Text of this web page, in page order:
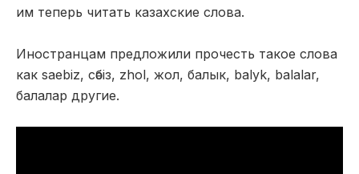
им теперь читать казахские слова.
Иностранцам предложили прочесть такое слова
как saebiz, cәбіз, zhol, жол, балык, balyk, balalar,
балалар другие.